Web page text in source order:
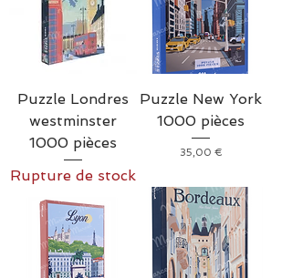
Puzzle Londres
westminster
1000 pièces
Rupture de stock
Puzzle New York
1000 pièces
Prix
35,00 €